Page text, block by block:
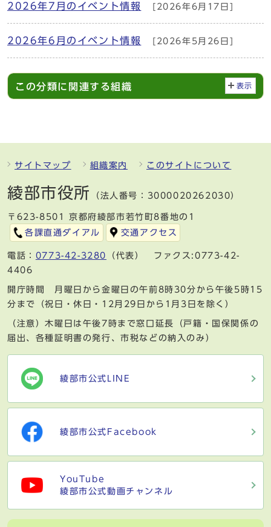
2026年7月のイベント情報 [2026年6月17日]
2026年6月のイベント情報 [2026年5月26日]
この分類に関連する組織 表示
サイトマップ 組織案内 このサイトについて
綾部市役所 （法人番号：3000020262030）
〒623-8501 京都府綾部市若竹町8番地の1
各課直通ダイアル
交通アクセス
電話： 0773-42-3280
（代表） ファクス:0773-42-
4406
開庁時間 月曜日から金曜日の午前8時30分から午後5時15
分まで（祝日・休日・12月29日から1月3日を除く）
（注意）木曜日は午後7時まで窓口延長（戸籍・国保関係の
届出、各種証明書の発行、市税などの納入のみ）
綾部市公式LINE
綾部市公式Facebook
YouTube
綾部市公式動画チャンネル